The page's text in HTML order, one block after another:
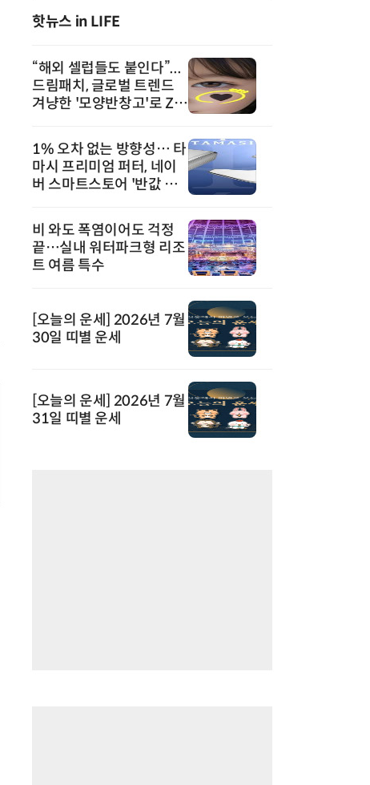
핫뉴스 in LIFE
“해외 셀럽들도 붙인다”...
드림패치, 글로벌 트렌드
겨냥한 '모양반창고'로 Z세
1% 오차 없는 방향성… 타
마시 프리미엄 퍼터, 네이
버 스마트스토어 '반값 할
비 와도 폭염이어도 걱정
끝…실내 워터파크형 리조
트 여름 특수
[오늘의 운세] 2026년 7월
30일 띠별 운세
[오늘의 운세] 2026년 7월
31일 띠별 운세